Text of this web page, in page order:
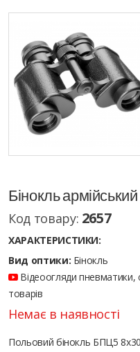
Бінокль
Код товару: 2657
ХАРАКТЕРИСТИКИ:
Вид оптики: Бінокль
Відеоогляди пневматики,
товарів
Немає в наявності
Польовий бінокль БПЦ5